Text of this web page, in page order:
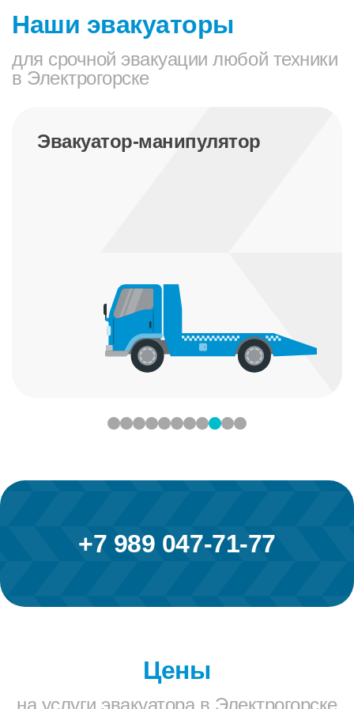
Наши эвакуаторы
для срочной эвакуации любой техники
в Электрогорске
Эвакуатор-манипулятор
+7 989 047-71-77
Цены
на услуги эвакуатора в Электрогорске